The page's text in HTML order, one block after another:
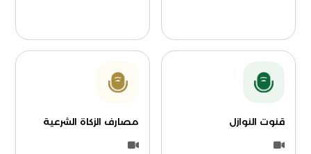
قنوت النوازل مصارف الزكاة الشرعية